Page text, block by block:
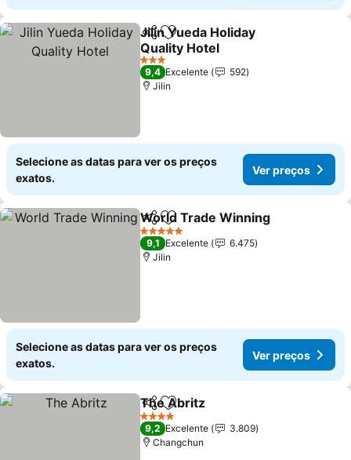
PartilharAdicionar aos favoritos
Jilin Yueda Holiday
Quality Hotel
3 Estrelas
9,4 Excelente
592
Jilin
Selecione as datas para ver os preços
exatos.
Ver preços
PartilharAdicionar aos favoritos
World Trade Winning
5 Estrelas
9,1 Excelente
6.475
Jilin
Selecione as datas para ver os preços
exatos.
Ver preços
PartilharAdicionar aos favoritos
The Abritz
4 Estrelas
9,2 Excelente
3.809
Changchun